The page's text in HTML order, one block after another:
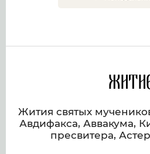
Жития святых
Авдифакса, Аввакума,
пресвитера,